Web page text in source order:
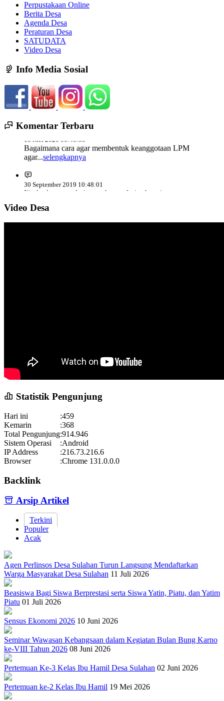
Perpustakaan Online
Berita Desa
Agenda Desa
Peraturan Desa
SATUDATA
Video Desa
Info Media Sosial
Komentar Terbaru
13 Mei 2020 00:46:55
Bagaimana cara agar membentuk keanggotaan LPM
agar...selengkapnya
30 September 2019 10:48:01
Ijin berkenan terkait saya berprofesi sebagai
Polri...
selengkapnya
21 September 2018 05:04:42
Video Desa
Statistik Pengunjung
Hari ini :459
Kemarin
:368
Total Pengunjung:914.946
Sistem Operasi
:Android
IP Address
:216.73.216.6
Browser
:Chrome 131.0.0.0
Backlink
Arsip Artikel
Terkini
Populer
Acak
Agen Perlinsos Desa Sulahan Turun Langsung Mendaftarkan
Warga Masyarakat Desa Sulahan 11 Juli 2026
Beasiswa Bagi Siswa Berprestasi serta Siswa Yatin, Piatu, dan Yatim
Piatu 01 Juli 2026
Sensus Ekonomi 2026 10 Juni 2026
Seminar Wawasan Kebangsaan dalam Kegiatan Bulan Bung Karno
ke-VIII Tahun 2026 08 Juni 2026
Pertemuan Ke-3 Kelas Ibu Hamil Desa Sulahan 02 Juni 2026
Pertemuan ke-2 Kelas Ibu Hamil 19 Mei 2026